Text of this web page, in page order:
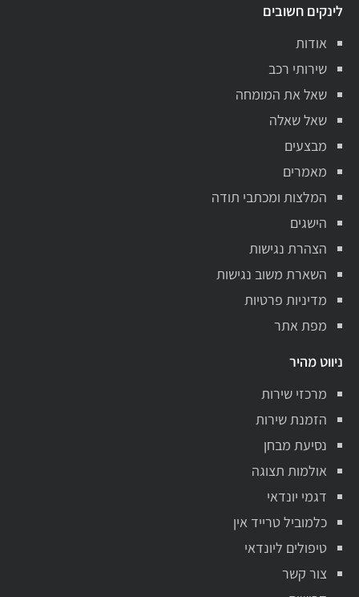
לינקים חשובים
אודות
שירותי רכב
שאל את המומחה
שאל שאלה
מבצעים
מאמרים
המלצות ומכתבי תודה
הישגים
הצהרת נגישות
השארת משוב נגישות
מדיניות פרטיות
מפת אתר
ניווט מהיר
מרכזי שירות
הזמנת שירות
נסיעת מבחן
אולמות תצוגה
דגמי יונדאי
כלמוביל טרייד אין
טיפולים ליונדאי
צור קשר